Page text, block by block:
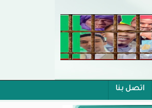
اتصل بنا